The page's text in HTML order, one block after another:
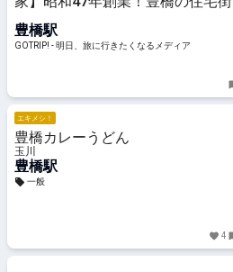
品ビールとは？ / 愛知県豊橋市の
「ビアホール 独逸（どいつ）」 -
豊橋駅
GOTRIP! - 明日、旅に行きたくなるメディア
エキメシ！
豊橋カレーうどん
玉川
豊橋駅
一般
4